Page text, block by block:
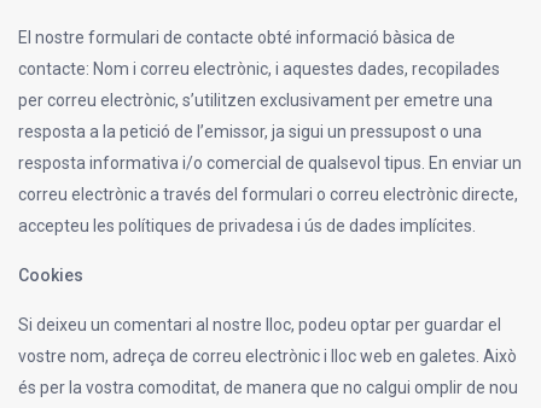
El nostre formulari de contacte obté informació bàsica de
contacte: Nom i correu electrònic, i aquestes dades, recopilades
per correu electrònic, s’utilitzen exclusivament per emetre una
resposta a la petició de l’emissor, ja sigui un pressupost o una
resposta informativa i/o comercial de qualsevol tipus. En enviar un
correu electrònic a través del formulari o correu electrònic directe,
accepteu les polítiques de privadesa i ús de dades implícites.
Cookies
Si deixeu un comentari al nostre lloc, podeu optar per guardar el
vostre nom, adreça de correu electrònic i lloc web en galetes. Això
és per la vostra comoditat, de manera que no calgui omplir de nou